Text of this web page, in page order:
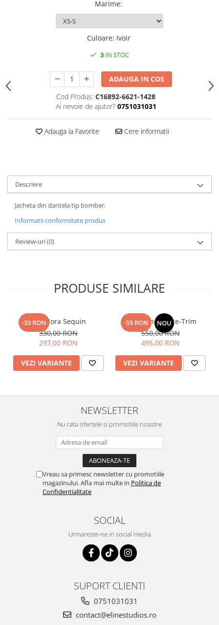
Marime:
Culoare: Ivoir
3 IN STOC
ADAUGA IN COS
Cod Produs: C16892-6621-1428
Ai nevoie de ajutor? 0751031031
Adauga la Favorite Cere informatii
Descriere
Jacheta din dantela tip bomber.
Informatii conformitate produs
Review-uri(0)
PRODUSE SIMILARE
-33 RONTop Nora Sequin
330,00 RON
297,00 RON
VEZI VARIANTE
-55 RON NOU
Fusta Linen Lace-Trim
550,00 RON
495,00 RON
VEZI VARIANTE
NEWSLETTER
Nu rata ofertele si promotiile noastre
Vreau sa primesc newsletter cu promotiile
magazinului. Afla mai multe in Politica de
Confidentialitate
SOCIAL
Urmareste-ne in social media
SUPORT CLIENTI
0751031031
contact@elinestudios.ro